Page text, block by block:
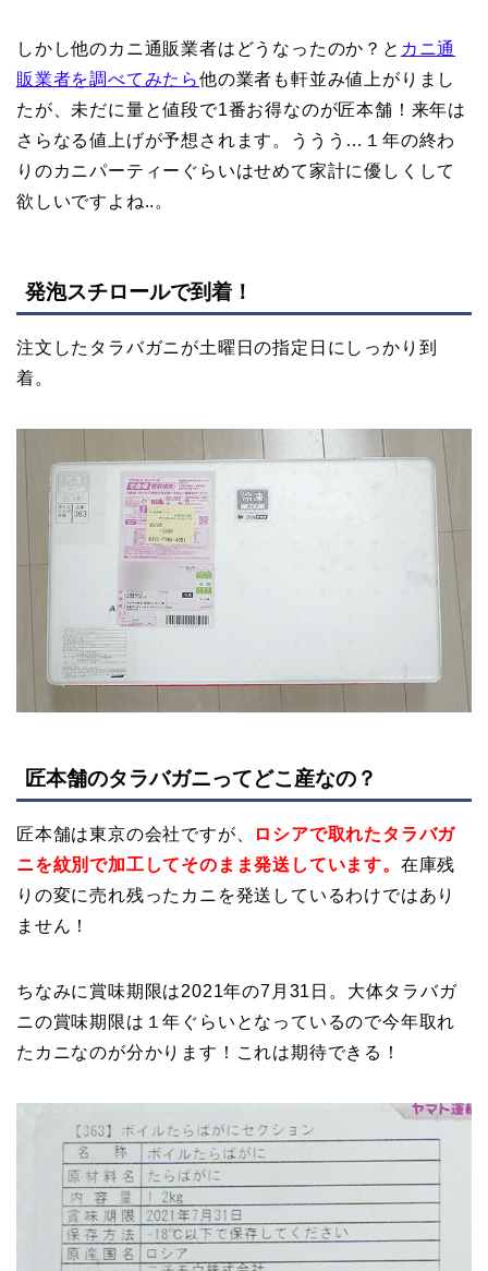
しかし他のカニ通販業者はどうなったのか？と カニ通
販業者を調べてみたら他の業者も軒並み値上がりまし
たが、未だに量と値段で1番お得なのが匠本舗！来年は
さらなる値上げが予想されます。ううう…１年の終わ
りのカニパーティーぐらいはせめて家計に優しくして
欲しいですよね..。
発泡スチロールで到着！
注文したタラバガニが土曜日の指定日にしっかり到
着。
匠本舗のタラバガニってどこ産なの？
匠本舗は東京の会社ですが、
ロシアで取れたタラバガ
ニを紋別で加工してそのまま発送しています。 在庫残
りの変に売れ残ったカニを発送しているわけではあり
ません！
ちなみに賞味期限は2021年の7月31日。大体タラバガ
ニの賞味期限は１年ぐらいとなっているので今年取れ
たカニなのが分かります！これは期待できる！